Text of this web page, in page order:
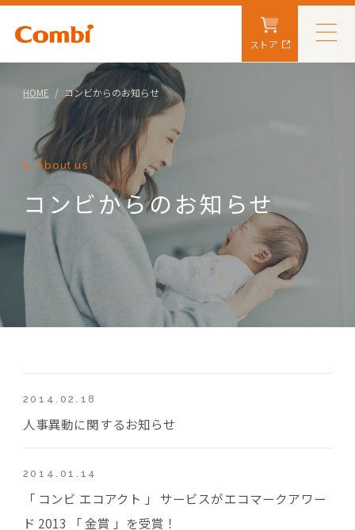
ストア
HOME コンビからのお知らせ
About us
コンビからのお知らせ
2014.02.18
人事異動に関するお知らせ
2014.01.14
「 コンビ エコアクト 」 サービスがエコマークアワー
ド 2013 「 金賞 」を受賞！